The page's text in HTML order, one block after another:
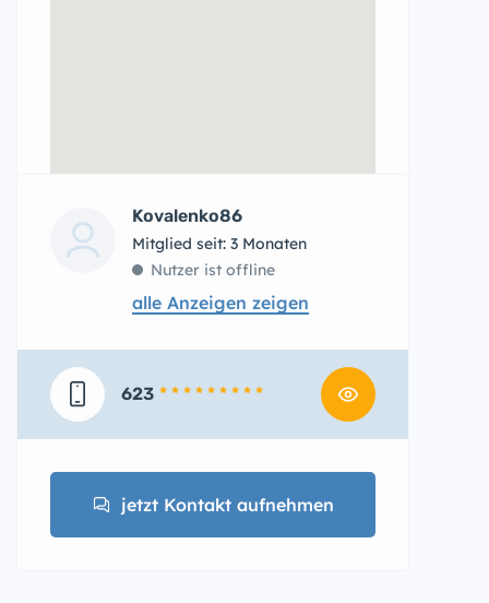
Kovalenko86
Mitglied seit: 3 Monaten
Nutzer ist offline
alle Anzeigen zeigen
623 * * * * * * * * *
jetzt Kontakt aufnehmen